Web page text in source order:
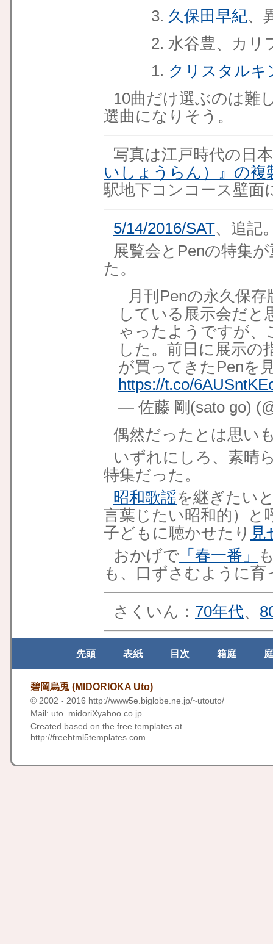
3. 久保田早紀、
2. 水谷豊、カリ
1. クリスタルキ
10曲だけ選ぶのは難
選曲になりそう。
写真は江戸時代の日
いしょうらん）』の複
駅地下コンコース壁面
5/14/2016/SAT、追記
展覧会とPenの特集
た。
月刊Penの永久保
している展示会だ
ゃったようですが、
した。前日に展示の
が買ってきたPenを
https://t.co/
— 佐藤 剛(sato go)
偶然だったとは思い
いずれにしろ、素晴
特集だった。
昭和歌謡を継ぎたい
言葉じたい昭和的）と
子どもに聴かせたり 見
おかげで 「春一番」
も、口ずさむように育
さくいん： 70年代、
先頭 表紙 目次 箱庭
碧岡烏兎 (MIDORIOKA Uto)
© 2002 - 2016 http://www5e.biglobe.ne.jp/~utouto/
Mail: uto_midoriXyahoo.co.jp
Created based on the free templates at
http://freehtml5templates.com